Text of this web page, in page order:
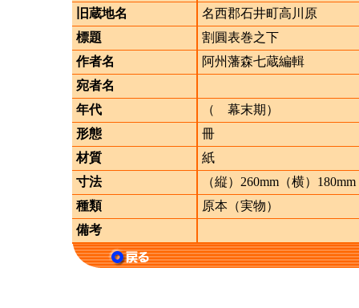
旧蔵地名
名西郡石井町高川原
標題
割圓表巻之下
作者名
阿州藩森七蔵編輯
宛者名
年代
（ 幕末期）
形態
冊
材質
紙
寸法
（縦）260mm（横）180mm
種類
原本（実物）
備考